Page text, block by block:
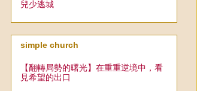
兒少逃城
simple church
【翻轉局勢的曙光】在重重逆境中，看
見希望的出口